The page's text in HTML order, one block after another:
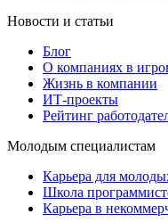
Новости и статьи
Блог
О компаниях в
Жизнь в компании
ИТ-проекты
Рейтинг
Молодым специалистам
Карьера для
Школа
Карьера в